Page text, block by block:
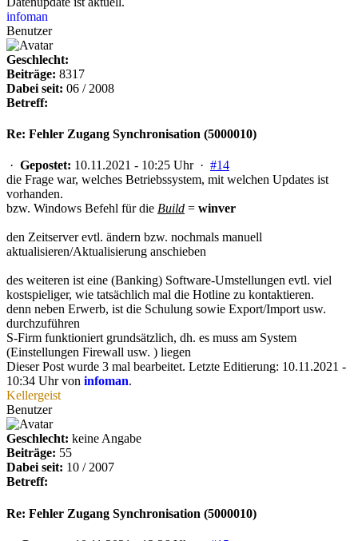
infoman
Benutzer
Geschlecht:
Beiträge: 8317
Dabei seit: 06 / 2008
Betreff:
Re: Fehler Zugang Synchronisation (5000010)
· Gepostet: 10.11.2021 - 10:25 Uhr · #14
die Frage war, welches Betriebssystem, mit welchen Updates ist
vorhanden.
bzw. Windows Befehl für die Build = winver
den Zeitserver evtl. ändern bzw. nochmals manuell
aktualisieren/Aktualisierung anschieben
des weiteren ist eine (Banking) Software-Umstellungen evtl. viel
kostspieliger, wie tatsächlich mal die Hotline zu kontaktieren.
denn neben Erwerb, ist die Schulung sowie Export/Import usw.
durchzuführen
S-Firm funktioniert grundsätzlich, dh. es muss am System
(Einstellungen Firewall usw. ) liegen
Dieser Post wurde 3 mal bearbeitet. Letzte Editierung: 10.11.2021 -
10:34 Uhr von infoman.
Kellergeist
Benutzer
Geschlecht: keine Angabe
Beiträge: 55
Dabei seit: 10 / 2007
Betreff:
Re: Fehler Zugang Synchronisation (5000010)